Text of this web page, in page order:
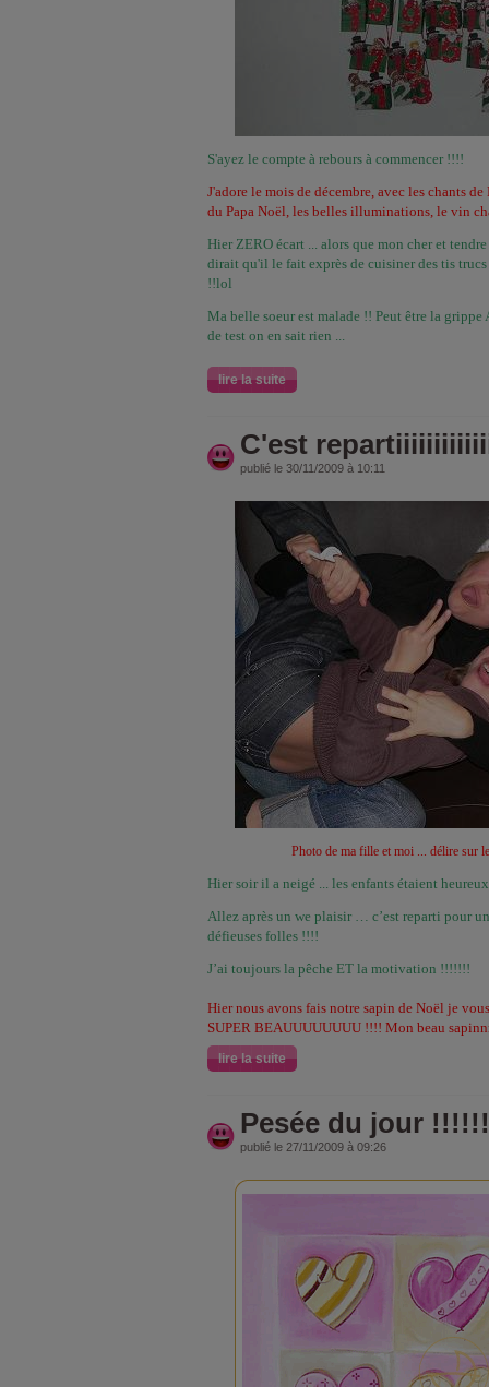
S'ayez le compte à rebours à commencer !!!!
J'adore le mois de décembre, avec les chants
du Papa Noël, les belles illuminations, le vin
Hier ZERO écart ... alors que mon cher et
dirait qu'il le fait exprès de cuisiner des tis
!!lol
Ma belle soeur est malade !! Peut être la grippe
de test on en sait rien ...
lire la suite
C'est
publié le 30/11/2009 à 10:11
Photo de ma fille et moi ... délire sur
Hier soir il a neigé ... les enfants étaient
Allez après un we plaisir … c’est reparti pour
défieuses folles !!!!
J’ai toujours la pêche ET la motivation !!!!!!!
Hier nous avons fais notre sapin de Noël je
SUPER BEAUUUUUUUU !!!! Mon beau
lire la suite
Pesée du jour
publié le 27/11/2009 à 09:26